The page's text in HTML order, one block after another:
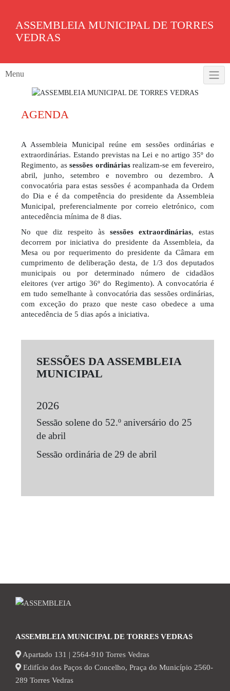
contentASSEMBLEIA MUNICIPAL DE TORRES
VEDRAS
Menu
AGENDA
A Assembleia Municipal reúne em sessões ordinárias e
extraordinárias. Estando previstas na Lei e no artigo 35º do
Regimento, as sessões ordináriasrealizam-se em fevereiro,
abril, junho, setembro e novembro ou dezembro. A
convocatória para estas sessões é acompanhada da Ordem
do Dia e é da competência do presidente da Assembleia
Municipal, preferencialmente por correio eletrónico, com
antecedência mínima de 8 dias.
No que diz respeito às sessões extraordinárias, estas
decorrem por iniciativa do presidente da Assembleia, da
Mesa ou por requerimento do presidente da Câmara em
cumprimento de deliberação desta, de 1/3 dos deputados
municipais ou por determinado número de cidadãos
eleitores (ver artigo 36º do Regimento). A convocatória é
em tudo semelhante à convocatória das sessões ordinárias,
com exceção do prazo que neste caso obedece a uma
antecedência de 5 dias após a iniciativa.
SESSÕES DA ASSEMBLEIA
MUNICIPAL
2026
Sessão solene do 52.º aniversário do 25
de abril
Sessão ordinária de 29 de abril
ASSEMBLEIA MUNICIPAL DE TORRES VEDRAS
Apartado 131 | 2564-910 Torres Vedras
Edifício dos Paços do Concelho, Praça do Município 2560-
289 Torres Vedras